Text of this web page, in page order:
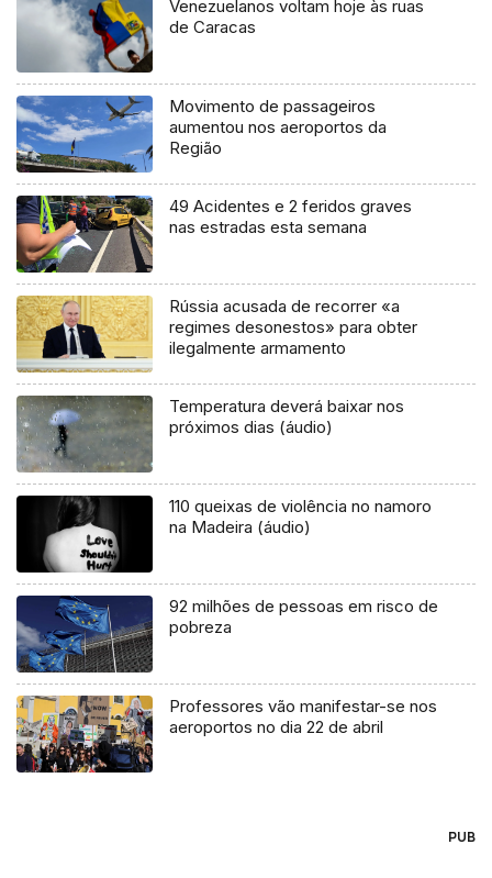
Venezuelanos voltam hoje às ruas
de Caracas
Movimento de passageiros
aumentou nos aeroportos da
Região
49 Acidentes e 2 feridos graves
nas estradas esta semana
Rússia acusada de recorrer «a
regimes desonestos» para obter
ilegalmente armamento
Temperatura deverá baixar nos
próximos dias (áudio)
110 queixas de violência no namoro
na Madeira (áudio)
92 milhões de pessoas em risco de
pobreza
Professores vão manifestar-se nos
aeroportos no dia 22 de abril
PUB